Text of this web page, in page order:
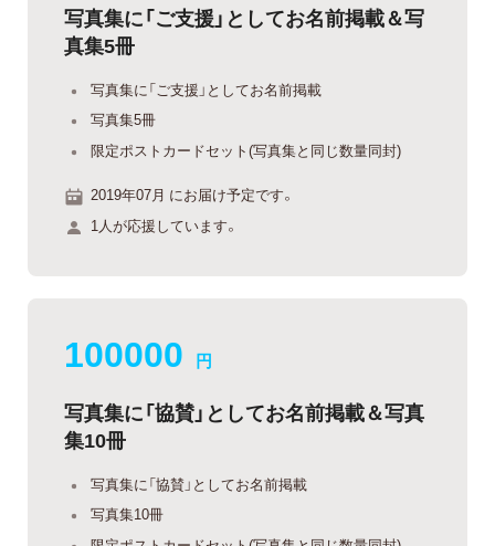
写真集に「ご支援」としてお名前掲載＆写
真集5冊
写真集に「ご支援」としてお名前掲載
写真集5冊
限定ポストカードセット(写真集と同じ数量同封)
2019年07月 にお届け予定です。
1人が応援しています。
100000 円
写真集に「協賛」としてお名前掲載＆写真
集10冊
写真集に「協賛」としてお名前掲載
写真集10冊